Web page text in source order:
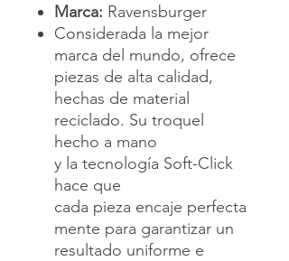
Marca: Ravensburger
Considerada la mejor
marca del mundo, ofrece
piezas de alta calidad,
hechas de material
reciclado. Su troquel
hecho a mano
y la tecnología Soft-Click
hace que
cada pieza encaje perfecta
mente para garantizar un
resultado uniforme e